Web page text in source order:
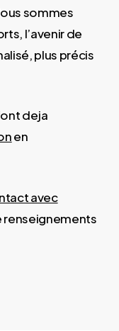
sommes
l’avenir de
plus précis
deja
en
avec
renseignements